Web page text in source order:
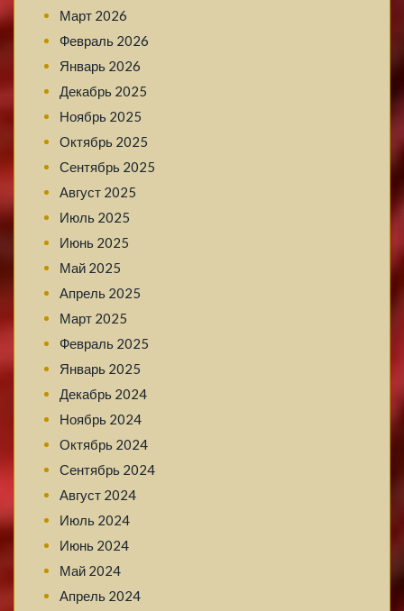
Март 2026
Февраль 2026
Январь 2026
Декабрь 2025
Ноябрь 2025
Октябрь 2025
Сентябрь 2025
Август 2025
Июль 2025
Июнь 2025
Май 2025
Апрель 2025
Март 2025
Февраль 2025
Январь 2025
Декабрь 2024
Ноябрь 2024
Октябрь 2024
Сентябрь 2024
Август 2024
Июль 2024
Июнь 2024
Май 2024
Апрель 2024